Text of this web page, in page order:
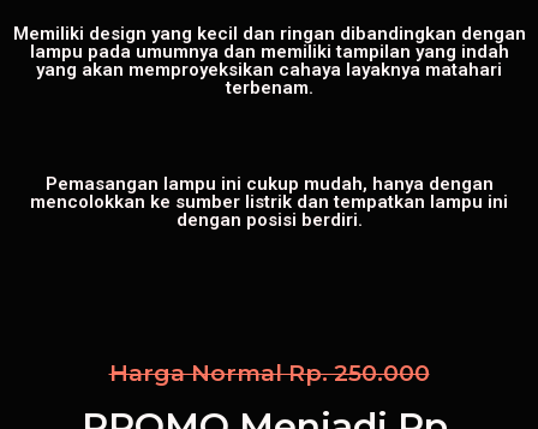
Memiliki design yang kecil dan ringan dibandingkan dengan
lampu pada umumnya dan memiliki tampilan yang indah
yang akan memproyeksikan cahaya layaknya matahari
terbenam.
Pemasangan lampu ini cukup mudah, hanya dengan
mencolokkan ke sumber listrik dan tempatkan lampu ini
dengan posisi berdiri.
Harga Normal Rp. 250.000